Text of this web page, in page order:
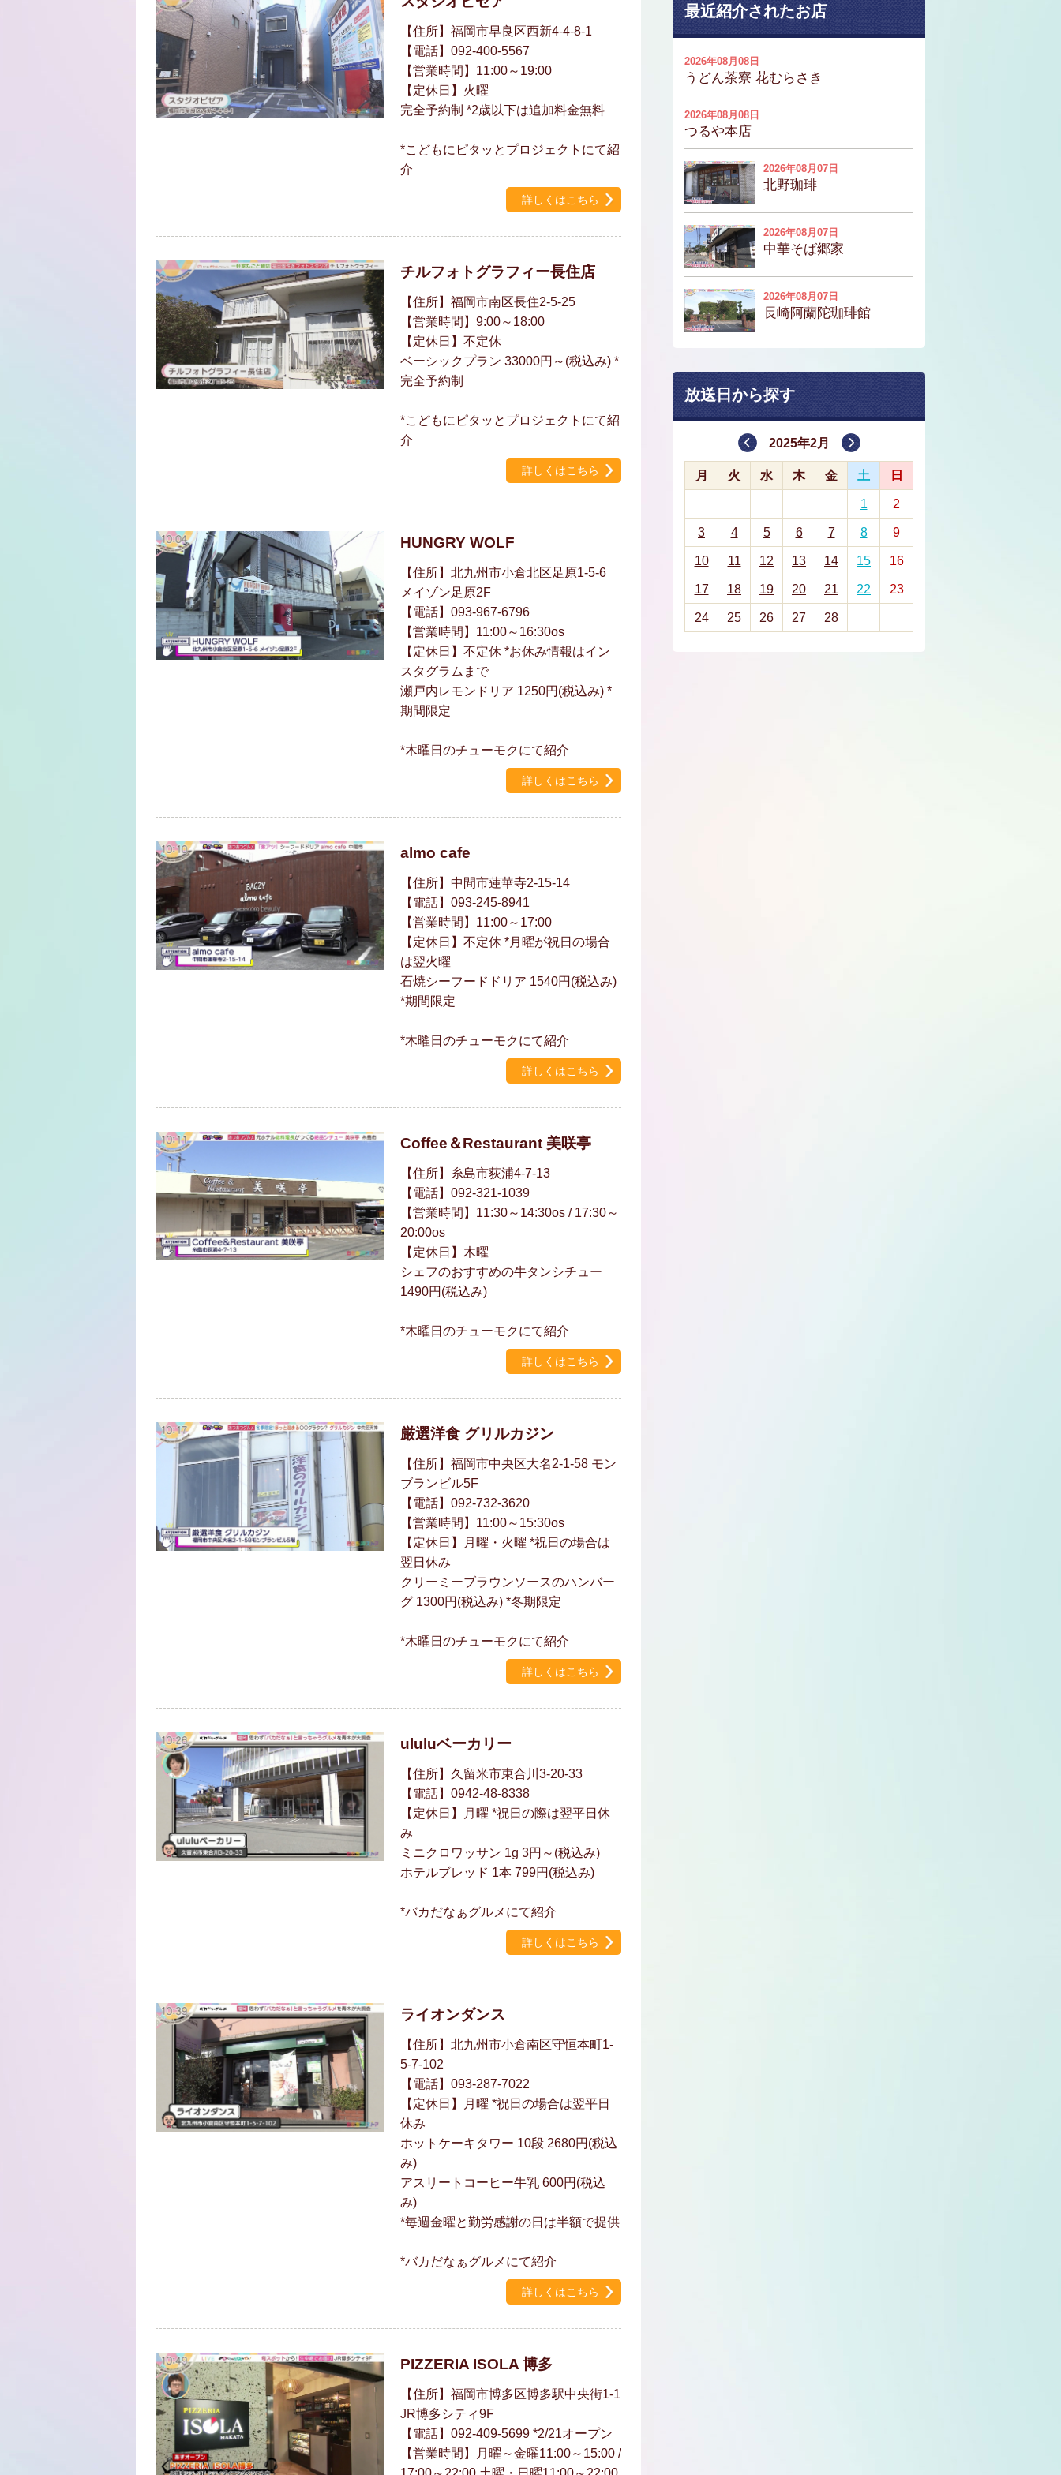
【住所】福岡市早良区西新4-4-8-1
【電話】092-400-5567
【営業時間】11:00～19:00
【定休日】火曜
完全予約制 *2歳以下は追加料金無料
*こどもにピタッとプロジェクトにて紹
介
詳しくはこちら
チルフォトグラフィー長住店
【住所】福岡市南区長住2-5-25
【営業時間】9:00～18:00
【定休日】不定休
ベーシックプラン 33000円～(税込み) *
完全予約制
*こどもにピタッとプロジェクトにて紹
介
詳しくはこちら
HUNGRY WOLF
【住所】北九州市小倉北区足原1-5-6
メイゾン足原2F
【電話】093-967-6796
【営業時間】11:00～16:30os
【定休日】不定休 *お休み情報はイン
スタグラムまで
瀬戸内レモンドリア 1250円(税込み) *
期間限定
*木曜日のチューモクにて紹介
詳しくはこちら
almo cafe
【住所】中間市蓮華寺2-15-14
【電話】093-245-8941
【営業時間】11:00～17:00
【定休日】不定休 *月曜が祝日の場合
は翌火曜
石焼シーフードドリア 1540円(税込み)
*期間限定
*木曜日のチューモクにて紹介
詳しくはこちら
Coffee＆Restaurant 美咲亭
【住所】糸島市荻浦4-7-13
【電話】092-321-1039
【営業時間】11:30～14:30os / 17:30～
20:00os
【定休日】木曜
シェフのおすすめの牛タンシチュー
1490円(税込み)
*木曜日のチューモクにて紹介
詳しくはこちら
厳選洋食 グリルカジン
【住所】福岡市中央区大名2-1-58 モン
ブランビル5F
【電話】092-732-3620
【営業時間】11:00～15:30os
【定休日】月曜・火曜 *祝日の場合は
翌日休み
クリーミーブラウンソースのハンバー
グ 1300円(税込み) *冬期限定
*木曜日のチューモクにて紹介
詳しくはこちら
ululuベーカリー
【住所】久留米市東合川3-20-33
【電話】0942-48-8338
【定休日】月曜 *祝日の際は翌平日休
み
ミニクロワッサン 1g 3円～(税込み)
ホテルブレッド 1本 799円(税込み)
*バカだなぁグルメにて紹介
詳しくはこちら
ライオンダンス
【住所】北九州市小倉南区守恒本町1-
5-7-102
【電話】093-287-7022
【定休日】月曜 *祝日の場合は翌平日
休み
ホットケーキタワー 10段 2680円(税込
み)
アスリートコーヒー牛乳 600円(税込
み)
*毎週金曜と勤労感謝の日は半額で提供
*バカだなぁグルメにて紹介
詳しくはこちら
PIZZERIA ISOLA 博多
【住所】福岡市博多区博多駅中央街1-1
JR博多シティ9F
【電話】092-409-5699 *2/21オープン
【営業時間】月曜～金曜11:00～15:00 /
最近紹介されたお店
2026年08月08日
うどん茶寮 花むらさき
2026年08月08日
つるや本店
2026年08月07日
北野珈琲
2026年08月07日
中華そば郷家
2026年08月07日
長崎阿蘭陀珈琲館
放送日から探す
2025年2月
月 火 水 木 金 土 日
1 2
3 4 5 6 7 8 9
10 11 12 13 14 15 16
17 18 19 20 21 22 23
24 25 26 27 28